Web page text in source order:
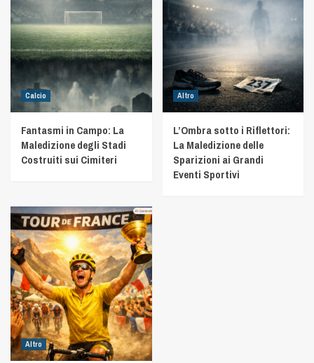
Calcio
Fantasmi in Campo: La
Maledizione degli Stadi
Costruiti sui Cimiteri
Altro
L’Ombra sotto i Riflettori:
La Maledizione delle
Sparizioni ai Grandi
Eventi Sportivi
Altro